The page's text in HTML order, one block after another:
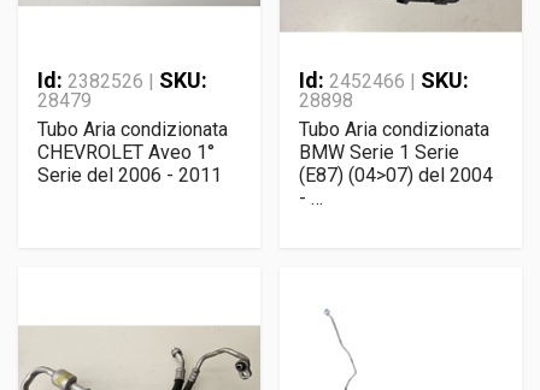
Id: 2382526 | SKU:
28479
Tubo Aria condizionata
CHEVROLET Aveo 1°
Serie del 2006 - 2011
Id: 2452466 | SKU:
28898
Tubo Aria condizionata
BMW Serie 1 Serie
(E87) (04>07) del 2004
- …